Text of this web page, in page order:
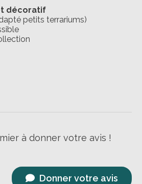
décoratif
petits terrariums)
à donner votre avis !
Donner votre avis